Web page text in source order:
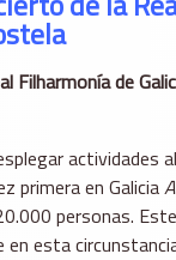
Filharmonía de
actividades
primera en Galicia
personas.
en esta